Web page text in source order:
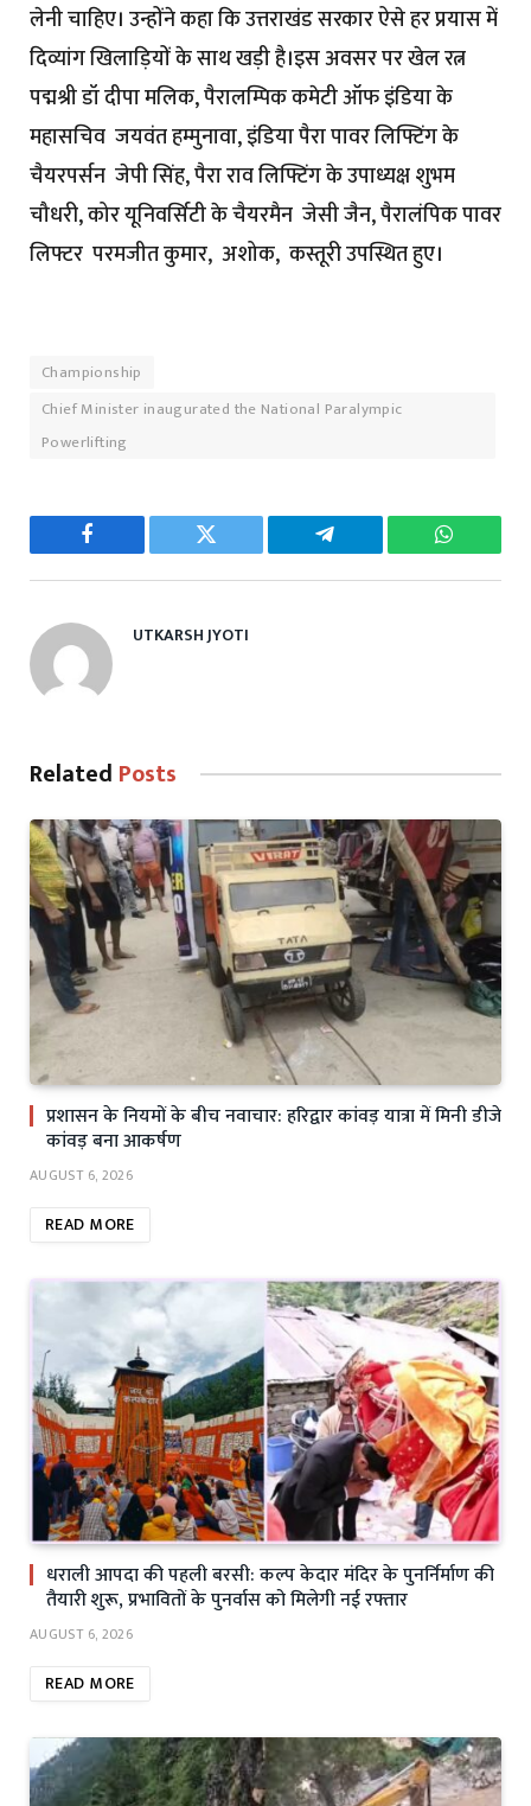
लेनी चाहिए। उन्होंने कहा कि उत्तराखंड सरकार ऐसे हर प्रयास में
दिव्यांग खिलाड़ियों के साथ खड़ी है।इस अवसर पर खेल रत्न
पद्मश्री डॉ दीपा मलिक, पैरालम्पिक कमेटी ऑफ इंडिया के
महासचिव जयवंत हम्मुनावा, इंडिया पैरा पावर लिफ्टिंग के
चैयरपर्सन जेपी सिंह, पैरा राव लिफ्टिंग के उपाध्यक्ष शुभम
चौधरी, कोर यूनिवर्सिटी के चैयरमैन जेसी जैन, पैरालंपिक पावर
लिफ्टर परमजीत कुमार, अशोक, कस्तूरी उपस्थित हुए।
Championship
Chief Minister inaugurated the National Paralympic
Powerlifting
Facebook Twitter Telegram
UTKARSH JYOTI
Related Posts
प्रशासन के नियमों के बीच नवाचार: हरिद्वार कांवड़ यात्रा में मिनी डीजे
कांवड़ बना आकर्षण
AUGUST 6, 2026
READ MORE
धराली आपदा की पहली बरसी: कल्प केदार मंदिर के पुनर्निर्माण की
तैयारी शुरू, प्रभावितों के पुनर्वास को मिलेगी नई रफ्तार
AUGUST 6, 2026
READ MORE